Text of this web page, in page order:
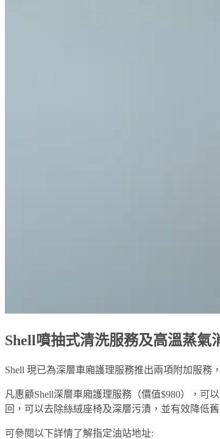
Shell噴抽式清洗服務及高溫蒸氣
Shell 現已為深層車廂護理服務推出兩項附加服
凡惠顧Shell深層車廂護理服務（價值$980），可
回，可以去除絲絨座椅及深層污漬，並有效降低
可參閱以下詳情了解指定油站地址: